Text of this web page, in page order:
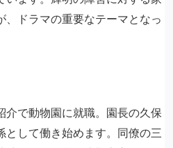
、ドラマの重要なテーマとなっ
介で動物園に就職。園長の久保
として働き始めます。同僚の三